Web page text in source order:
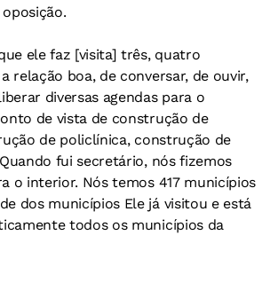
ele faz [visita] três, quatro
relação boa, de conversar, de ouvir,
diversas agendas para o
de vista de construção de
de policlínica, construção de
fui secretário, nós fizemos
o interior. Nós temos 417 municípios
dos municípios Ele já visitou e está
todos os municípios da